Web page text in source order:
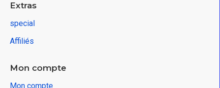
Extras
special
Affiliés
Mon compte
Mon compte